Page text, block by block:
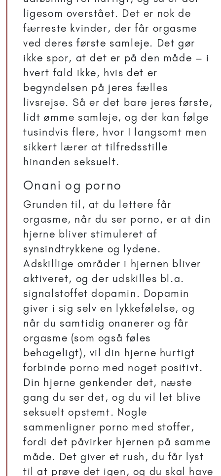
ligesom overstået. Det er nok de
færreste kvinder, der får orgasme
ved deres første samleje. Det gør
ikke spor, at det er på den måde – i
hvert fald ikke, hvis det er
begyndelsen på jeres fælles
livsrejse. Så er det bare jeres første,
lidt ømme samleje, og der kan følge
tusindvis flere, hvor I langsomt men
sikkert lærer at tilfredsstille
hinanden seksuelt.
Onani og porno
Grunden til, at du lettere får
orgasme, når du ser porno, er at din
hjerne bliver stimuleret af
synsindtrykkene og lydene.
Adskillige områder i hjernen bliver
aktiveret, og der udskilles bl.a.
signalstoffet dopamin. Dopamin
giver i sig selv en lykkefølelse, og
når du samtidig onanerer og får
orgasme (som også føles
behageligt), vil din hjerne hurtigt
forbinde porno med noget positivt.
Din hjerne genkender det, næste
gang du ser det, og du vil let blive
seksuelt opstemt. Nogle
sammenligner porno med stoffer,
fordi det påvirker hjernen på samme
måde. Det giver et rush, du får lyst
til at prøve det igen, og du skal have